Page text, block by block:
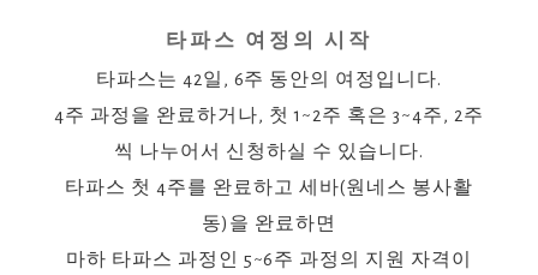
타파스 여정의 시작
타파스는 42일, 6주 동안의 여정입니다.
4주 과정을 완료하거나, 첫 1~2주 혹은 3~4주, 2주
씩 나누어서 신청하실 수 있습니다.
타파스 첫 4주를 완료하고 세바(원네스 봉사활
동)을 완료하면
마하 타파스 과정인 5~6주 과정의 지원 자격이